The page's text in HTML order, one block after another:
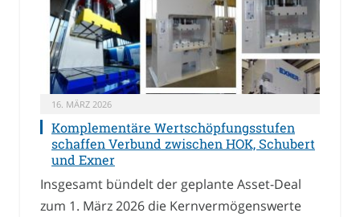
16. MÄRZ 2026
Komplementäre Wertschöpfungsstufen
schaffen Verbund zwischen HOK, Schubert
und Exner
Insgesamt bündelt der geplante Asset-Deal
zum 1. März 2026 die Kernvermögenswerte